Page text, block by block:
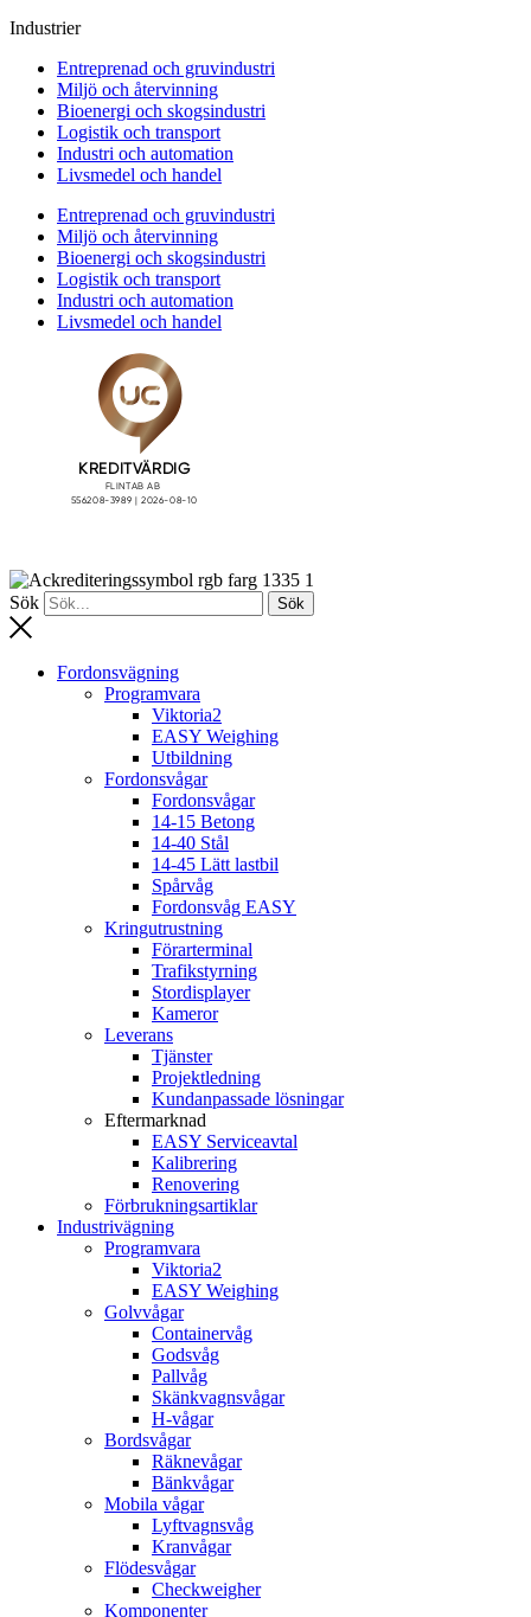
Industrier
Entreprenad och gruvindustri
Miljö och återvinning
Bioenergi och skogsindustri
Logistik och transport
Industri och automation
Livsmedel och handel
Entreprenad och gruvindustri
Miljö och återvinning
Bioenergi och skogsindustri
Logistik och transport
Industri och automation
Livsmedel och handel
Sök Sök
Fordonsvägning
Programvara
Viktoria2
EASY Weighing
Utbildning
Fordonsvågar
Fordonsvågar
14-15 Betong
14-40 Stål
14-45 Lätt lastbil
Spårvåg
Fordonsvåg EASY
Kringutrustning
Förarterminal
Trafikstyrning
Stordisplayer
Kameror
Leverans
Tjänster
Projektledning
Kundanpassade lösningar
Eftermarknad
EASY Serviceavtal
Kalibrering
Renovering
Förbrukningsartiklar
Industrivägning
Programvara
Viktoria2
EASY Weighing
Golvvågar
Containervåg
Godsvåg
Pallvåg
Skänkvagnsvågar
H-vågar
Bordsvågar
Räknevågar
Bänkvågar
Mobila vågar
Lyftvagnsvåg
Kranvågar
Flödesvågar
Checkweigher
Komponenter